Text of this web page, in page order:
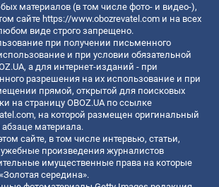
материалов (в том числе фото- и видео-),
сайте https://www.obozrevatel.com и на всех
виде строго запрещено.
при получении письменного
и при условии обязательной
а для интернет-изданий - при
разрешения на их использование и при
прямой, открытой для поисковых
на страницу OBOZ.UA по ссылке
, на которой размещен оригинальный
материала.
сайте, в том числе интервью, статьи,
произведения журналистов
имущественные права на которые
середина».